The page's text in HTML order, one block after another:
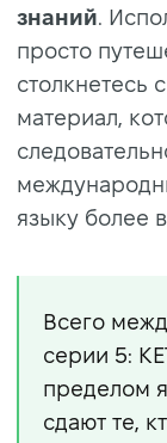
знаний.
просто
столкнетесь
материал,
языку более
Всего
серии 5:
пределом
сдают те,